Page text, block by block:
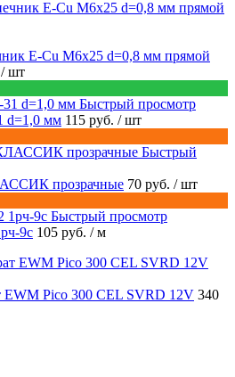
E-Cu M6x25 d=0,8 мм прямой
/ шт
Быстрый просмотр
d=1,0 мм 115 руб. / шт
Быстрый
прозрачные 70 руб. / шт
Быстрый просмотр
9с 105 руб. / м
EWM Pico 300 CEL SVRD 12V 340